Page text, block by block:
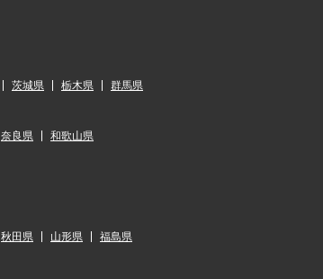
茨城県 栃木県 群馬県
奈良県 和歌山県
秋田県 山形県 福島県